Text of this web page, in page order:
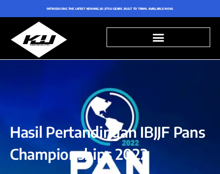
INTRODUCING THE LATEST KEMANG JIU JITSU GEARS. BUILT TO TRAIN. AVAILABLE NOW.
Hasil Pertandingan IBJJF Pans
Championships 2022